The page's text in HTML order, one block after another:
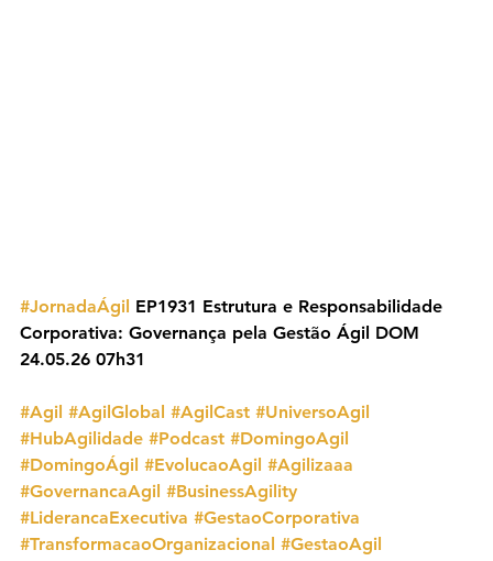
#JornadaÁgil EP1931 Estrutura e Responsabilidade
Corporativa: Governança pela Gestão Ágil DOM
24.05.26 07h31
#Agil #AgilGlobal #AgilCast #UniversoAgil
#HubAgilidade #Podcast #DomingoAgil
#DomingoÁgil #EvolucaoAgil #Agilizaaa
#GovernancaAgil #BusinessAgility
#LiderancaExecutiva #GestaoCorporativa
#TransformacaoOrganizacional #GestaoAgil